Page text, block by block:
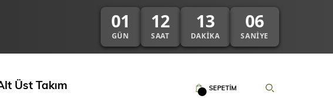
01
GÜN
12
SAAT
13
DAKIKA
06
SANIYE
SEPETIM
Üst Takım